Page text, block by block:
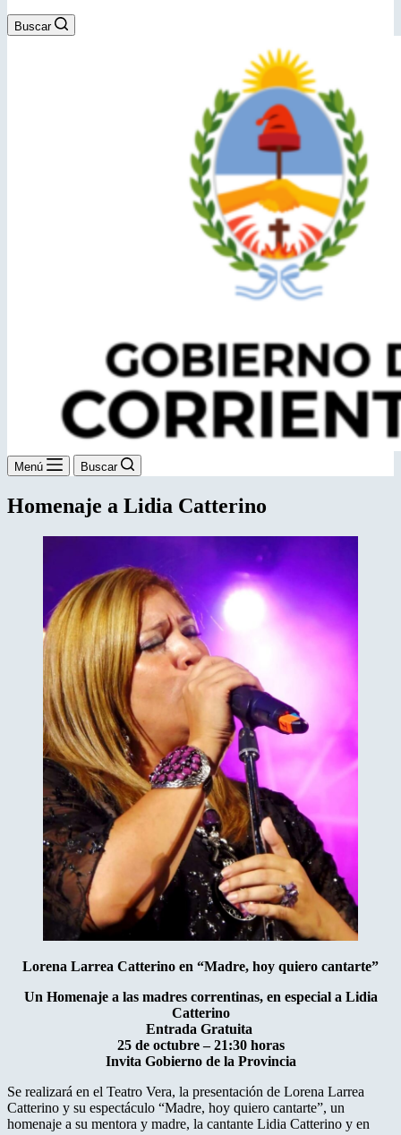
Buscar
Menú Buscar
Homenaje a Lidia Catterino
Lorena Larrea Catterino en “Madre, hoy quiero cantarte”
Un Homenaje a las madres correntinas, en especial a Lidia
Catterino
Entrada Gratuita
25 de octubre – 21:30 horas
Invita Gobierno de la Provincia
Se realizará en el Teatro Vera, la presentación de Lorena Larrea
Catterino y su espectáculo “Madre, hoy quiero cantarte”, un
homenaje a su mentora y madre, la cantante Lidia Catterino y en